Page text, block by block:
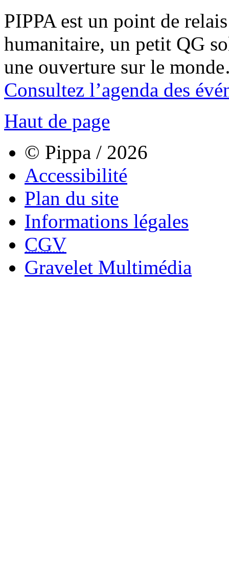
PIPPA est un point de
humanitaire, un petit QG
une ouverture sur le
Consultez l’agenda des
Haut de page
© Pippa / 2026
Accessibilité
Plan du site
Informations légales
CGV
Gravelet Multimédia